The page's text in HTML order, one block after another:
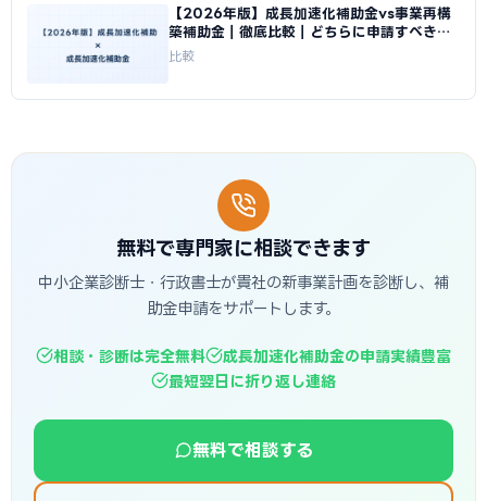
【2026年版】成長加速化補助金vs事業再構
築補助金｜徹底比較｜どちらに申請すべきか
｜成長加速化補助金ナビ
比較
無料で専門家に相談できます
中小企業診断士・行政書士が貴社の新事業計画を診断し、補
助金申請をサポートします。
相談・診断は完全無料
成長加速化補助金の申請実績豊富
最短翌日に折り返し連絡
無料で相談する